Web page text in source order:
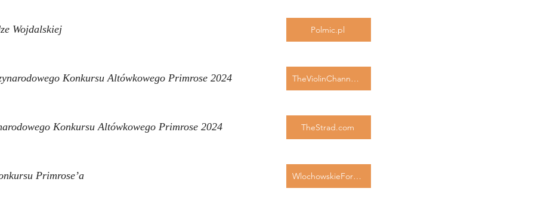
Wojdalskiej Polmic.pl
Konkursu Altówkowego Primrose 2024 TheViolinChannel.com
Konkursu Altówkowego Primrose 2024 TheStrad.com
Primrose’a WlochowskieForum.com